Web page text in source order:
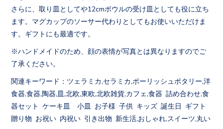
さらに、取り皿としてや12cmボウルの受け皿としても役に立ち
ます。マグカップのソーサー代わりとしてもお使いいただけま
す。ギフトにも最適です。
※ハンドメイドのため、顔の表情が写真とは異なりますのでご
了承ください。
関連キーワード：ツェラミカ,セラミカ,ポーリッシュポタリー,洋
食器,食器,陶器,皿,北欧,東欧,北欧雑貨,カフェ,食器 詰め合わせ,食
器セット ケーキ皿 小皿 お子様 子供 キッズ 誕生日 ギフト
贈り物 お祝い 内祝い 引き出物 新生活,おしゃれ,スイーツ,丸い